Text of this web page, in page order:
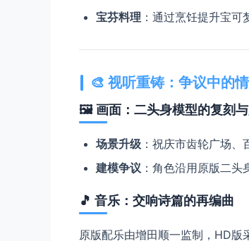
​宝芬料理​ ：通过烹饪提升宝可
🎨 ​ 视听重铸：争议中的
🖼️ ​画面：二头身模型的复刻
​场景升级​ ：祝庆市齿轮广场
​建模争议​ ：角色沿用原版二头
🎵 ​ ​音乐：交响诗篇的再编曲​
原版配乐由增田顺一监制，HD版